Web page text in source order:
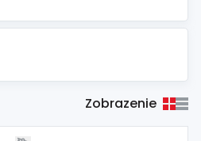
Zobrazenie